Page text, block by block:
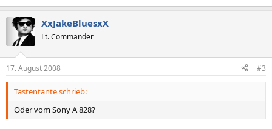
XxJakeBluesxX
Lt. Commander
17. August 2008 #3
Tastentante schrieb:
Oder vom Sony A 828?